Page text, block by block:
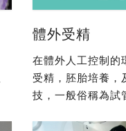
體外受精
在體外人工控制的
受精，胚胎培養，
技，一般俗稱為試